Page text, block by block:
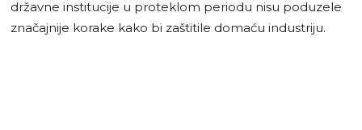
državne institucije u proteklom periodu nisu poduzele
značajnije korake kako bi zaštitile domaću industriju.